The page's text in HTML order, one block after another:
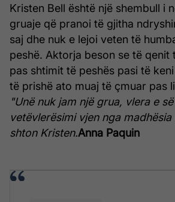
Kristen Bell është një shembull i
gruaje që pranoi të gjitha
saj dhe nuk e lejoi veten të
peshë. Aktorja beson se të qenit
pas shtimit të peshës pasi të
të prishë ato muaj të çmuar pas
"Unë nuk jam një grua, vlera e
vetëvlerësimi vjen nga madhësia
shton Kristen.Anna Paquin